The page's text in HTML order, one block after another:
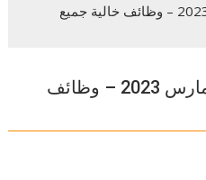
وظائف اهرام الجمعة 31 مارس 2023 – وظائف خالية جميع
وظائف اهرام الجمعة 31 مارس 2023 – وظائف